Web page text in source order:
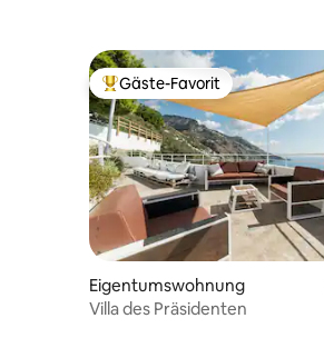
Beliebter Gäste-Favorit.
Gäste-Favorit
Eigentumswohnung
Villa des Präsidenten